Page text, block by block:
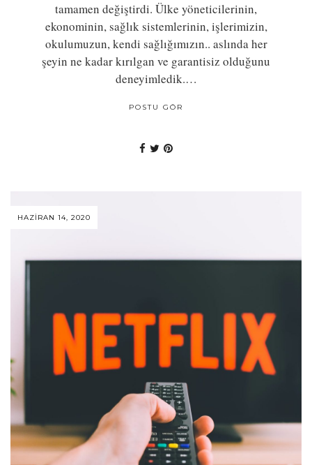
tamamen değiştirdi. Ülke yöneticilerinin,
ekonominin, sağlık sistemlerinin, işlerimizin,
okulumuzun, kendi sağlığımızın.. aslında her
şeyin ne kadar kırılgan ve garantisiz olduğunu
deneyimledik.…
POSTU GÖR
HAZIRAN 14, 2020